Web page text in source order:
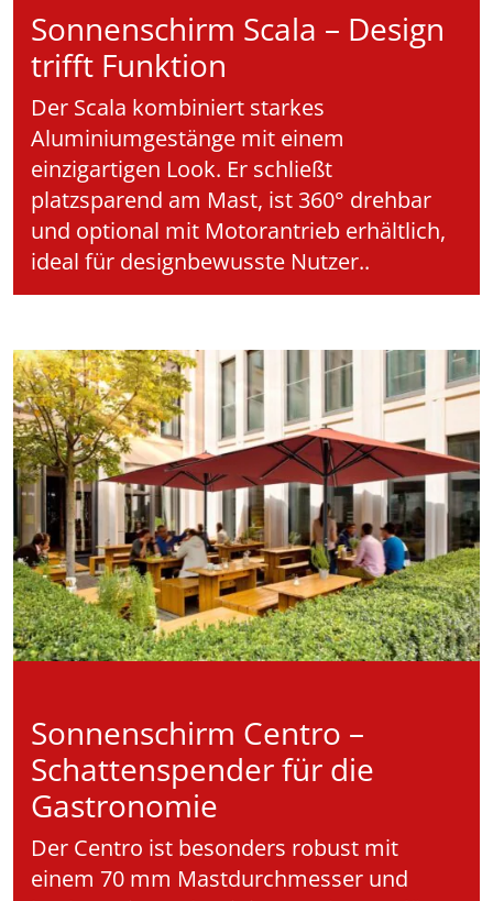
Sonnenschirm Scala – Design
trifft Funktion
Der Scala kombiniert starkes
Aluminiumgestänge mit einem
einzigartigen Look. Er schließt
platzsparend am Mast, ist 360° drehbar
und optional mit Motorantrieb erhältlich,
ideal für designbewusste Nutzer..
Sonnenschirm Centro –
Schattenspender für die
Gastronomie
Der Centro ist besonders robust mit
einem 70 mm Mastdurchmesser und